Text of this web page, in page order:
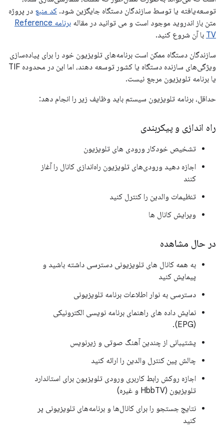
توسعه‌یافته یا توسط سازندگان دستگاه جایگزین شود. کد منبع در پروژه
متن باز اندروید موجود است و می توانید در مقاله
برنامه Reference
TV با آن شروع کنید.
سازندگان دستگاه ممکن است برنامه‌های تلویزیون خود را برای پیاده‌سازی
ویژگی‌های سازنده دستگاه یا کشور توسعه دهند، اما این در محدوده TIF
یا برنامه تلویزیون مرجع نیست.
حداقل، برنامه تلویزیون سیستم باید وظایف زیر را انجام دهد:
راه اندازی و پیکربندی
تشخیص خودکار ورودی های تلویزیون
اجازه دهید ورودی‌های تلویزیون راه‌اندازی کانال را آغاز
کنند
تنظیمات والدین را کنترل کنید
ویرایش کانال ها
در حال مشاهده
به همه کانال های تلویزیونی دسترسی داشته باشید و
پیمایش کنید
دسترسی به نوار اطلاعات برنامه تلویزیونی
نمایش داده های راهنمای برنامه نویسی الکترونیکی
(EPG).
پشتیبانی از چندین آهنگ صوتی و زیرنویس
چالش پین کنترل والدین را ارائه کنید
اجازه روکش رابط کاربری ورودی تلویزیون برای استاندارد
تلویزیون (HbbTV و غیره)
نتایج جستجو را برای کانال‌ها و برنامه‌های تلویزیونی پر
کنید